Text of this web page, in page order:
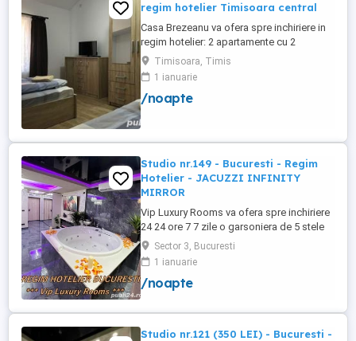
regim hotelier Timisoara central
Casa Brezeanu va ofera spre inchiriere in
regim hotelier: 2 apartamente cu 2
dormitoare, baie si bucatarie proprie. (4
locuri cazare in fiecare apartament) 1
apartament cu 1 dormitor, baie si
bucatarie proprie. (3 locuri cazare) Fiecare
Timisoara, Timis
1 ianuarie
/noapte
Studio nr.149 - Bucuresti - Regim
Hotelier - JACUZZI INFINITY
MIRROR
Vip Luxury Rooms va ofera spre inchiriere
24 24 ore 7 7 zile o garsoniera de 5 stele
Luxoase cu un desing unic si deosebit in
Sector 3 Bucuresti . Garsoniera se alfa in
Complex Rezidential Nou . Acces Bariera
Monitorizare Video in Complex ( de la
PRIVAT in complex ...
Sector 3, Bucuresti
1 ianuarie
/noapte
Studio nr.121 (350 LEI) - Bucuresti -